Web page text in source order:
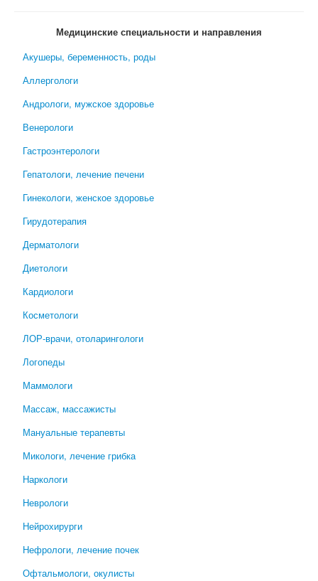
Медицинские специальности и направления
Акушеры, беременность, роды
Аллергологи
Андрологи, мужское здоровье
Венерологи
Гастроэнтерологи
Гепатологи, лечение печени
Гинекологи, женское здоровье
Гирудотерапия
Дерматологи
Диетологи
Кардиологи
Косметологи
ЛОР-врачи, отоларингологи
Логопеды
Маммологи
Массаж, массажисты
Мануальные терапевты
Микологи, лечение грибка
Наркологи
Неврологи
Нейрохирурги
Нефрологи, лечение почек
Офтальмологи, окулисты